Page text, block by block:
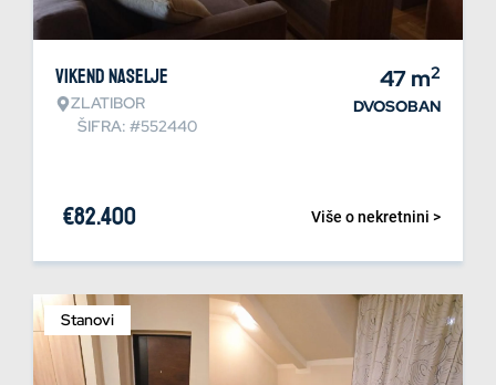
Vikend naselje
ZLATIBOR
ŠIFRA: #552440
47m2
DVOSOBAN
Više o nekretnini >
€82.400
Stanovi